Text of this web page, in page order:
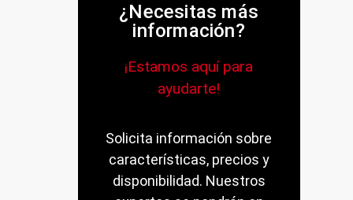
¿Necesitas más
información?
¡Estamos aquí para
ayudarte!
Solicita información sobre
características, precios y
disponibilidad. Nuestros